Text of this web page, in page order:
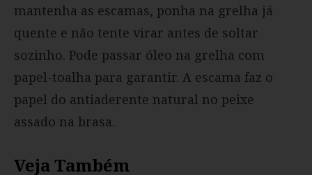
mantenha as escamas, ponha na grelha já
quente e não tente virar antes de soltar
sozinho. Pode passar óleo na grelha com
papel-toalha para garantir. A escama faz o
papel do antiaderente natural no peixe
assado na brasa.
Veja Também